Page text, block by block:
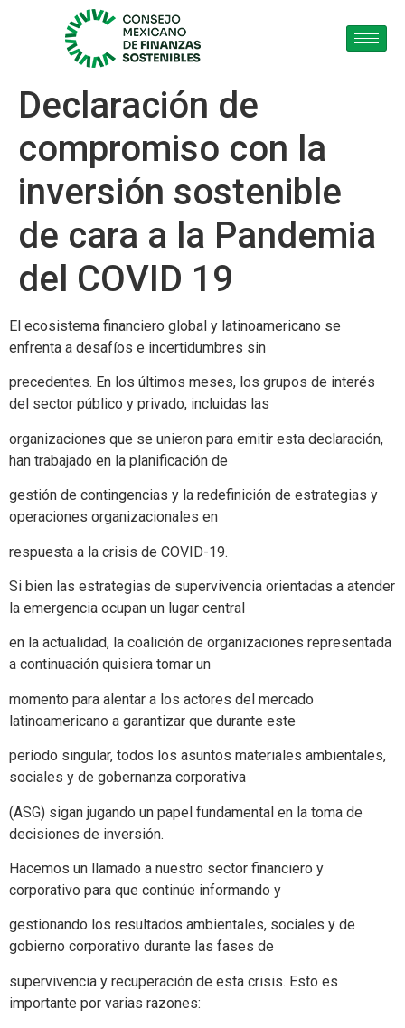
Declaración de
compromiso con la
inversión sostenible
de cara a la Pandemia
del COVID 19
El ecosistema financiero global y latinoamericano se
enfrenta a desafíos e incertidumbres sin
precedentes. En los últimos meses, los grupos de interés
del sector público y privado, incluidas las
organizaciones que se unieron para emitir esta declaración,
han trabajado en la planificación de
gestión de contingencias y la redefinición de estrategias y
operaciones organizacionales en
respuesta a la crisis de COVID-19.
Si bien las estrategias de supervivencia orientadas a atender
la emergencia ocupan un lugar central
en la actualidad, la coalición de organizaciones representada
a continuación quisiera tomar un
momento para alentar a los actores del mercado
latinoamericano a garantizar que durante este
período singular, todos los asuntos materiales ambientales,
sociales y de gobernanza corporativa
(ASG) sigan jugando un papel fundamental en la toma de
decisiones de inversión.
Hacemos un llamado a nuestro sector financiero y
corporativo para que continúe informando y
gestionando los resultados ambientales, sociales y de
gobierno corporativo durante las fases de
supervivencia y recuperación de esta crisis. Esto es
importante por varias razones: